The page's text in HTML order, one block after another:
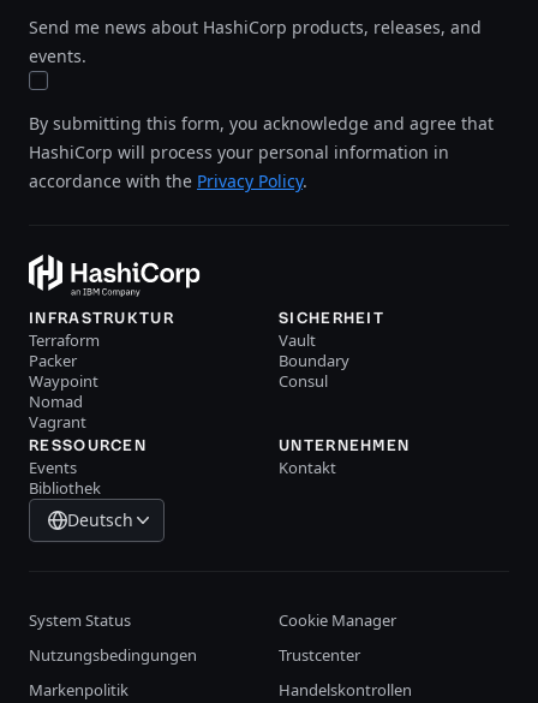
Send me news about HashiCorp products, releases, and
events.
By submitting this form, you acknowledge and agree that
HashiCorp will process your personal information in
accordance with the Privacy Policy.
INFRASTRUKTUR
Terraform
Packer
Waypoint
Nomad
Vagrant
SICHERHEIT
Vault
Boundary
Consul
RESSOURCEN
Events
Bibliothek
UNTERNEHMEN
Kontakt
Deutsch
System Status
Cookie Manager
Nutzungsbedingungen
Trustcenter
Markenpolitik
Handelskontrollen